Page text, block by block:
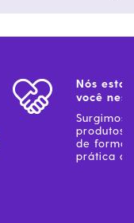
Nós
você
Surgimos
produtos
de forma
prática